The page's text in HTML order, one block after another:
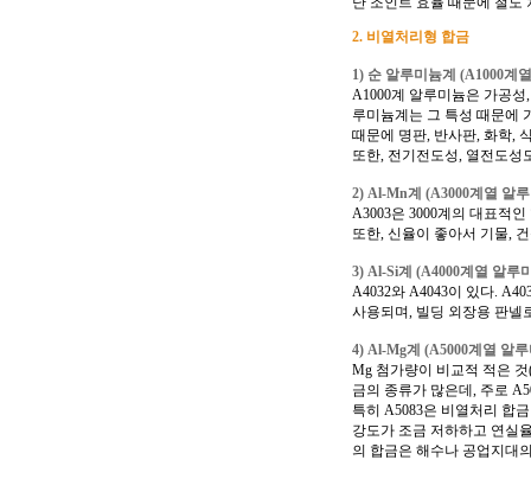
2. 비열처리형 합금
1) 순 알루미늄계 (A1000계
A1000계 알루미늄은 가공
루미늄계는 그 특성 때문에
때문에 명판, 반사판, 화학,
또한, 전기전도성, 열전도성
2) Al-Mn계 (A3000계열 알
A3003은 3000계의 대표적
또한, 신율이 좋아서 기물,
3) Al-Si계 (A4000계열 알루
A4032와 A4043이 있다.
사용되며, 빌딩 외장용 판넬
4) Al-Mg계 (A5000계열 알
Mg 첨가량이 비교적 적은
금의 종류가 많은데, 주로
특히 A5083은 비열처리 합
강도가 조금 저하하고 연실
의 합금은 해수나 공업지대